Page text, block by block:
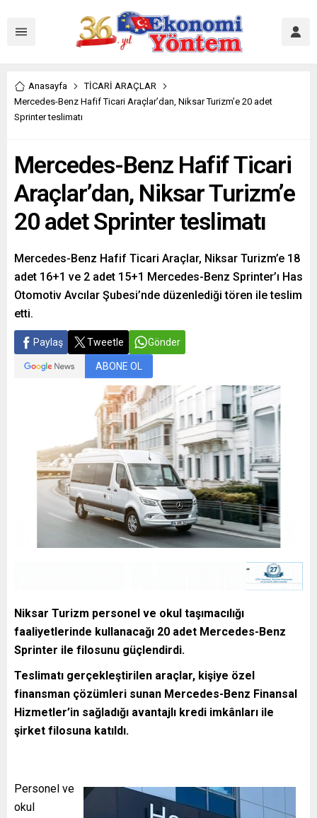
Anasayfa
TİCARİ ARAÇLAR
Mercedes-Benz Hafif Ticari Araçlar’dan, Niksar Turizm’e 20 adet
Sprinter teslimatı
Mercedes-Benz Hafif Ticari
Araçlar’dan, Niksar Turizm’e
20 adet Sprinter teslimatı
Mercedes-Benz Hafif Ticari Araçlar, Niksar Turizm’e 18
adet 16+1 ve 2 adet 15+1 Mercedes-Benz Sprinter’ı Has
Otomotiv Avcılar Şubesi’nde düzenlediği tören ile teslim
etti.
Paylaş Tweetle Gönder
ABONE OL
Niksar Turizm personel ve okul taşımacılığı
faaliyetlerinde kullanacağı 20 adet Mercedes-Benz
Sprinter ile filosunu güçlendirdi.
Teslimatı gerçekleştirilen araçlar, kişiye özel
finansman çözümleri sunan Mercedes-Benz Finansal
Hizmetler’in sağladığı avantajlı kredi imkânları ile
şirket filosuna katıldı.
Personel ve
okul